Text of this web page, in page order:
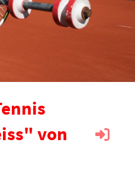
von